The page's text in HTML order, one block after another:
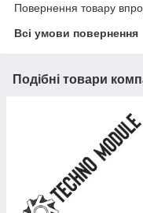
Повернення товару
Всі умови повернення
Подібні товари